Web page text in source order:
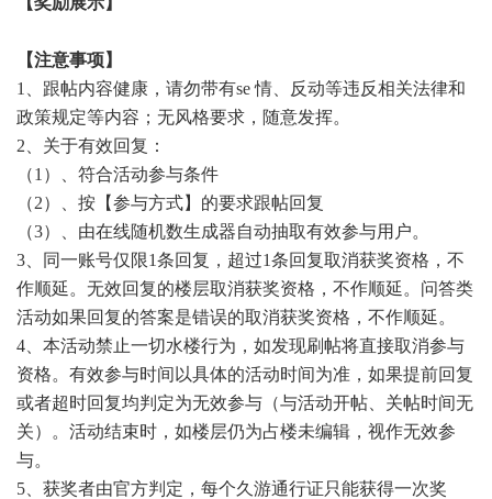
【注意事项】
1、跟帖内容健康，请勿带有se 情、反动等违反相关法律和
政策规定等内容；无风格要求，随意发挥。
2、关于有效回复：
（1）、符合活动参与条件
（2）、按【参与方式】的要求跟帖回复
（3）、由在线随机数生成器自动抽取有效参与用户。
3、同一账号仅限1条回复，超过1条回复取消获奖资格，不
作顺延。无效回复的楼层取消获奖资格，不作顺延。问答类
活动如果回复的答案是错误的取消获奖资格，不作顺延。
4、本活动禁止一切水楼行为，如发现刷帖将直接取消参与
资格。有效参与时间以具体的活动时间为准，如果提前回复
或者超时回复均判定为无效参与（与活动开帖、关帖时间无
关）。活动结束时，如楼层仍为占楼未编辑，视作无效参
与。
5、获奖者由官方判定，每个久游通行证只能获得一次奖